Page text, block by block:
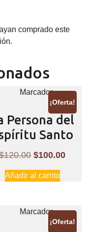
comprado este
¡Oferta!
Persona del
Santo
120.00 El
precio
original
$120.00.
$100.00El
Añadir al carrito
¡Oferta!